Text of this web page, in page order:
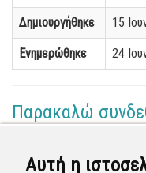
Αυτή η
Δημιουργήθηκε 15
Ενημερώθηκε 24
Παρακαλώ